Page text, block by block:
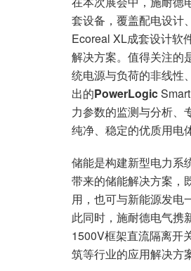
套设备，覆盖配电设计
Ecoreal XL成套设计软
解决方案。值得关注的
统电源与负荷的非线性
出的PowerLogic
力参数的监测与分析、
纯净、稳定的优质用电
储能是构建新型电力系
带来的储能解决方案，
用，也可与新能源发电
此同时，施耐德电气携
1500V框架直流隔离开
筑等行业的应用解决方案